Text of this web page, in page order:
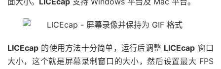
LICEcap 的使用方法十分简单，运行后调整 LICEcap 窗口
大小，这个就是屏幕录制窗口的大小，然后设置最大 FPS